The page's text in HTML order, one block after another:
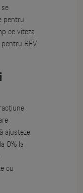
pentru
ce viteza
BEV
ajusteze
0% la
cu